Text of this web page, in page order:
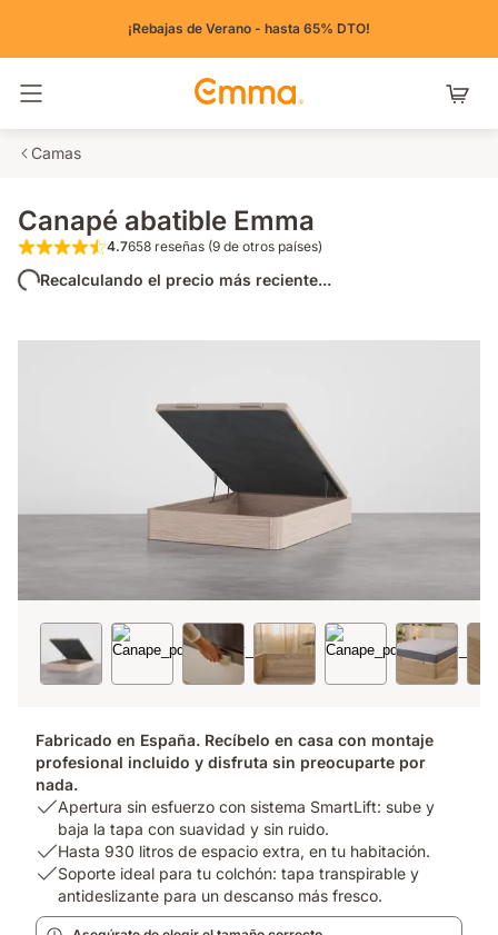
¡Rebajas de Verano - hasta 65% DTO!
Camas
Canapé abatible Emma
4.7 de 5 estrellas 658 reseñas (9 de otros
4.7658 reseñas (9 de otros países)
Recalculando el precio más reciente...
Fabricado en España. Recíbelo en casa con montaje
profesional incluido y disfruta sin preocuparte por
nada.
USP
Apertura
sin
esfuerzo
con
Apertura sin esfuerzo con sistema SmartLift: sube y
baja la tapa con suavidad y sin ruido.
USP
2:
Hasta
930
Hasta 930 litros de espacio extra, en tu habitación.
USP
Soporte
Soporte ideal para tu colchón: tapa transpirable y
antideslizante para un descanso más fresco.